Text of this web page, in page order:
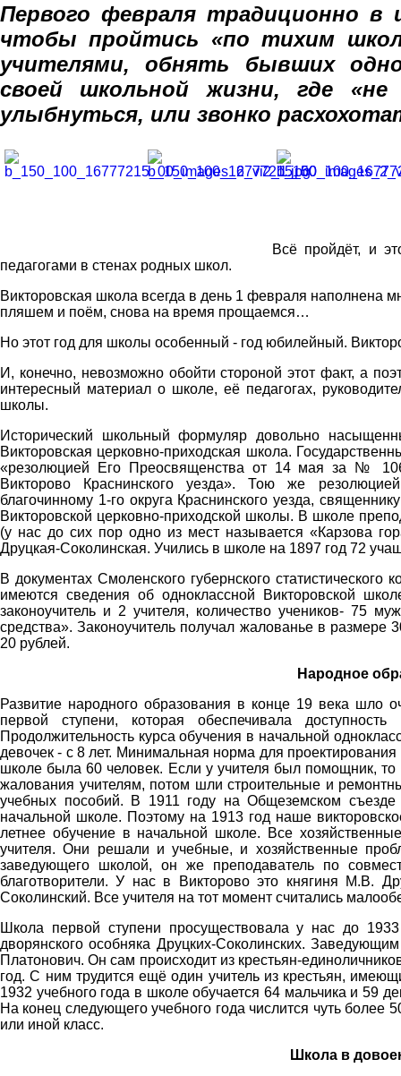
Первого февраля традиционно
чтобы пройтись «по тихим
учителями,обнять бывших
своей школьной жизни, где
улыбнуться, или звонко
Всё пройдёт, и
педагогами в стенах родных школ.
Викторовская школа всегда в день 1 февраля наполнена
пляшем и поём, снова на время прощаемся…
Но этот год для школы особенный - год юбилейный.
И, конечно, невозможно обойти стороной этот факт, а
интересный материал о школе, её педагогах,
школы.
Исторический школьный формуляр довольно
Викторовская церковно-приходская школа.
«резолюцией Его Преосвященства от 14 мая за №
Викторово Краснинского уезда». Тою же
благочинному 1-го округа Краснинского уезда,
Викторовской церковно-приходской школы. В школе
(у нас до сих пор одно из мест называется «Карзова
Друцкая-Соколинская. Учились в школе на 1897 год 72
В документах Смоленского губернского
имеются сведения об одноклассной Викторовской
законоучитель и 2 учителя, количество учеников- 75
средства». Законоучитель получал жалованье в размере
20 рублей.
Народное
Развитие народного образования в конце 19 века шло
первой ступени, которая обеспечивала
Продолжительность курса обучения в начальной
девочек - с 8 лет. Минимальная норма для
школе была 60 человек. Если у учителя был помощник,
жалования учителям, потом шли строительные и
учебных пособий. В 1911 году на Общеземском
начальной школе. Поэтому на 1913 год наше
летнее обучение в начальной школе. Все
учителя. Они решали и учебные, и хозяйственные
заведующего школой, он же преподаватель по
благотворители. У нас в Викторово это княгиня М.В.
Соколинский. Все учителя на тот момент считались
Школа первой ступени просуществовала у нас до
дворянского особняка Друцких-Соколинских.
Платонович. Он сам происходит из крестьян-
год. С ним трудится ещё один учитель из крестьян,
1932 учебного года в школе обучается 64 мальчика и 59
На конец следующего учебного года числится чуть более
или иной класс.
Школа в